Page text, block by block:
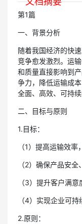
第1篇
一、背景分析
随着我国经济的快
竞争愈发激烈。运
和质量直接影响到
争力，降低运输成
全面、高效、可持
二、目标与原则
1.目标：
（1）提高运输效率
（2）确保产品安全
（3）提升客户满意
（4）实现企业可持
2.原则：